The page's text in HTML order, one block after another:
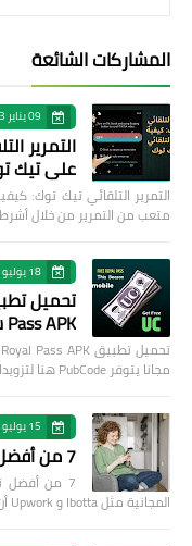
المشاركات الشائعة
09 يناير 2023
التمرير
على تيك توك
متعب من التمرير من خلال
18 يوليو 2021
Pass APK شدات ببجي و رويال باس مجانا
مجانا يتوفر PubCode هنا لتزويدك بجلود PUBG ا…
15 يوليو 2021
7 من أفضل تطبيقات كسب المال لعام 2021
المجانية مثل Ibotta و Upwork أن تضع المزيد من الأموال في جيبك. ال…